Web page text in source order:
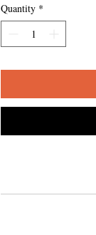
Quantity *